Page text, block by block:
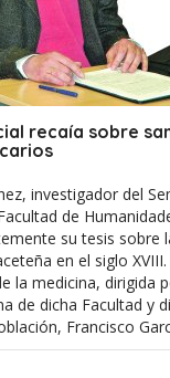
recaía sobre
investigador del
de
su tesis sobre
en el siglo
la medicina, dirigida
de dicha Facultad y
Francisco